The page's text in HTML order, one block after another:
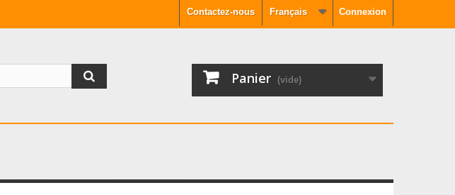
Connexion
Français
Contactez-nous
Panier (vide)